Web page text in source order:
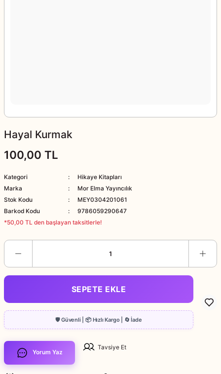
Hayal Kurmak
100,00 TL
Kategori
Hikaye Kitapları
Marka
Mor Elma Yayıncılık
Stok Kodu
MEY0304201061
Barkod Kodu
9786059290647
*50,00 TL den başlayan taksitlerle!
SEPETE EKLE
Yorum Yaz
Tavsiye Et